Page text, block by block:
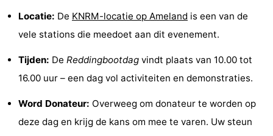
Rondleidingen
Sporten
Zwembaden
Locatie: De KNRM-locatie op Ameland is een van de
vele stations die meedoet aan dit evenement.
Tijden: De Reddingbootdag vindt plaats van 10.00 tot
16.00 uur – een dag vol activiteiten en demonstraties.
Word Donateur: Overweeg om donateur te worden op
deze dag en krijg de kans om mee te varen. Uw steun